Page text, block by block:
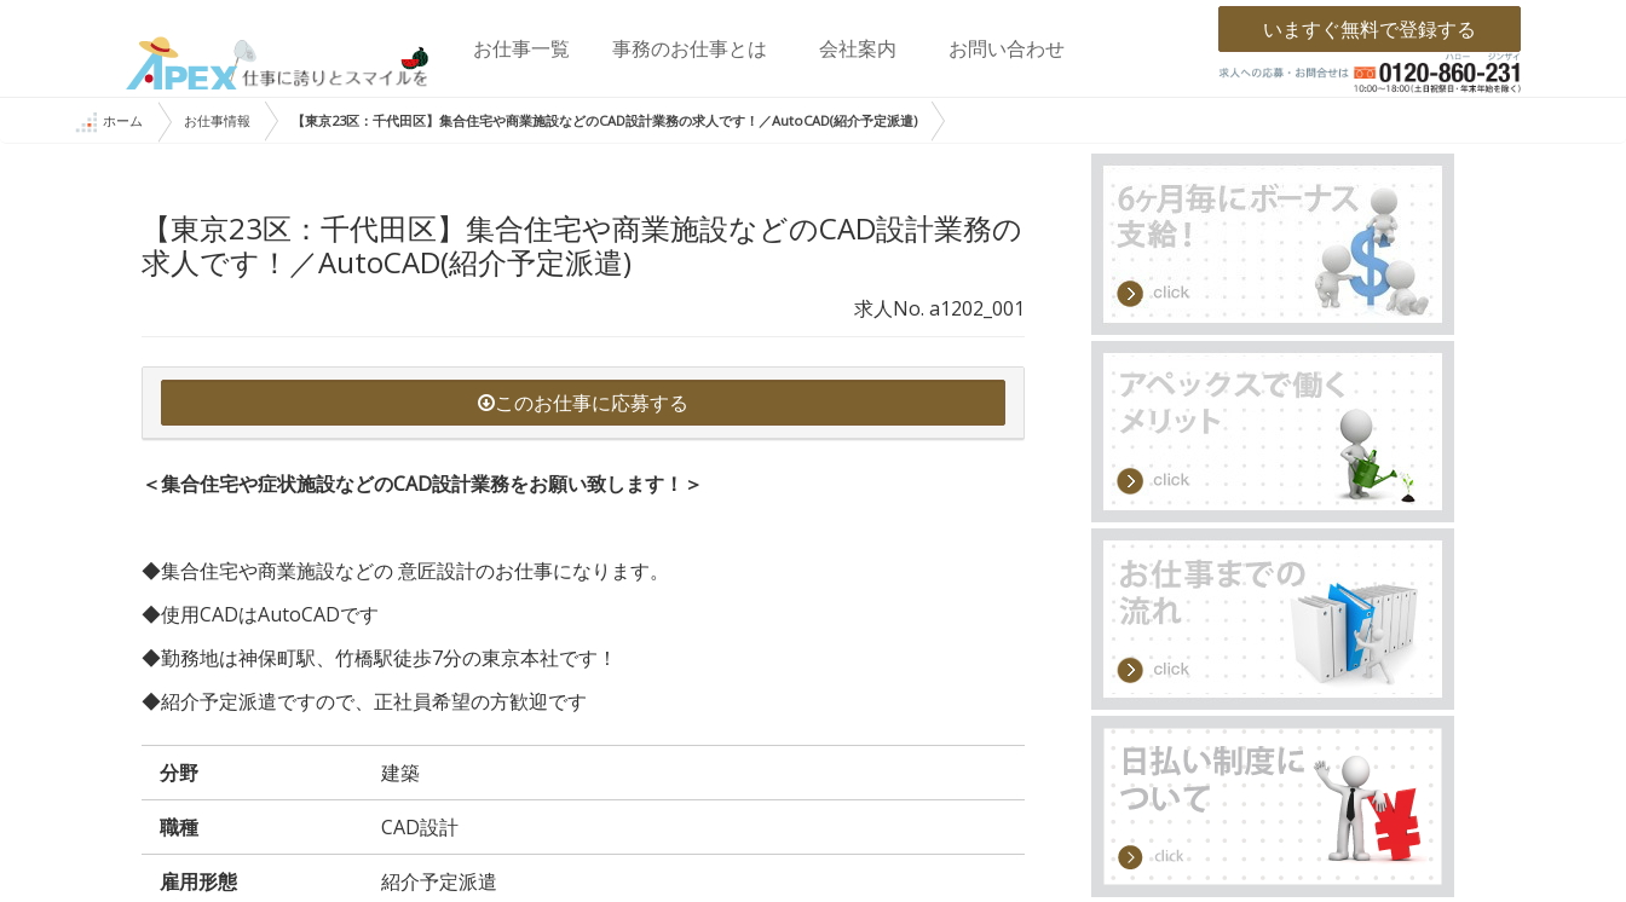
お仕事一覧 事務のお仕事とは 会社案内 お問い合わせ
いますぐ無料で登録する
ホーム お仕事情報 【東京23区：千代田区】集合住宅や商業施設などのCAD設計業務の求人です！／AutoCAD(紹介予定派遣)
【東京23区：千代田区】集合住宅や商業施設などのCAD設計業務の
求人です！／AutoCAD(紹介予定派遣)
求人No. a1202_001
このお仕事に応募する
＜集合住宅や症状施設などのCAD設計業務をお願い致します！＞
◆集合住宅や商業施設などの 意匠設計のお仕事になります。
◆使用CADはAutoCADです
◆勤務地は神保町駅、竹橋駅徒歩7分の東京本社です！
◆紹介予定派遣ですので、正社員希望の方歓迎です
分野 建築
職種 CAD設計
雇用形態 紹介予定派遣